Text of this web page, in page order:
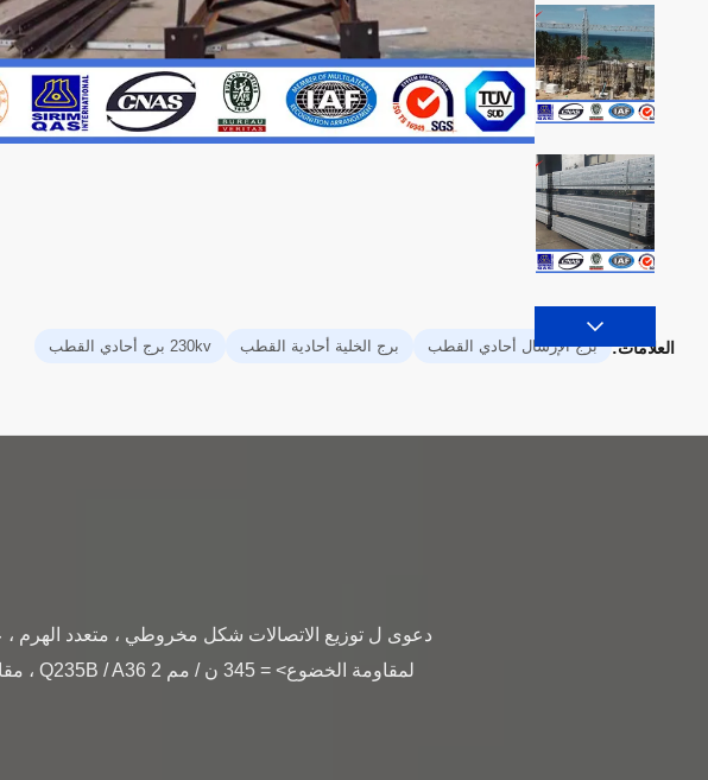
العلامات: برج الإرسال أحادي القطب برج الخلية أحادية القطب 230kv برج أحادي القطب